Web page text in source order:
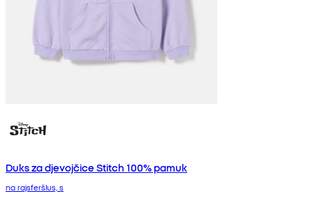
Duks za djevojčice Stitch 100% pamuk
na rajsferšlus, s